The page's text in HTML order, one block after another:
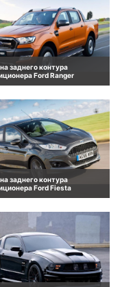
заднего контура
Ford Ranger
заднего контура
Ford Fiesta